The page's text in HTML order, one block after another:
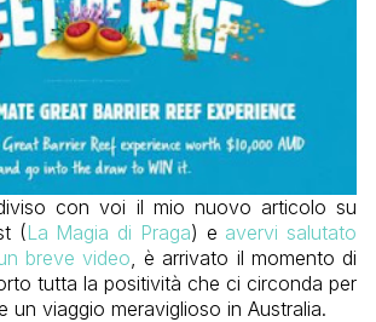
con voi il mio nuovo articolo su
(La Magia di Praga) e avervi salutato
breve video , è arrivato il momento di
tutta la positività che ci circonda per
un viaggio meraviglioso in Australia.